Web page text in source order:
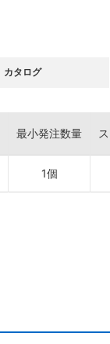
カタログ
最小発注数量
1個